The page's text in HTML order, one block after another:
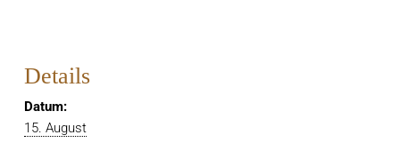
Details
Datum:
15. August